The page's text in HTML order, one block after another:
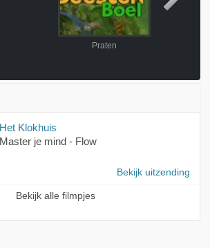
Praten
Het Klokhuis
Master je mind - Flow
Bekijk uitzending
Bekijk alle filmpjes